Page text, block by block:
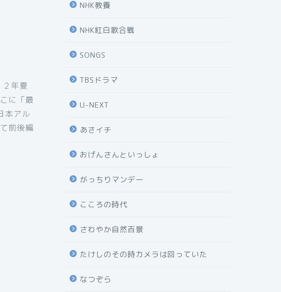
年夏
に「最
本アル
前後編
NHK教養
NHK紅白歌合戦
SONGS
TBSドラマ
U-NEXT
あさイチ
おげんさんといっしょ
がっちりマンデー
こころの時代
さわやか自然百景
たけしのその時カメラは回っていた
なつぞら